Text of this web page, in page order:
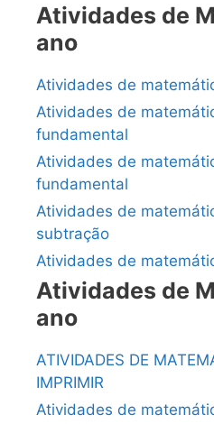
Atividades de
ano
Atividades de
Atividades de
fundamental
Atividades de
fundamental
Atividades de
subtração
Atividades de
Atividades de
ano
ATIVIDADES DE
IMPRIMIR
Atividades de